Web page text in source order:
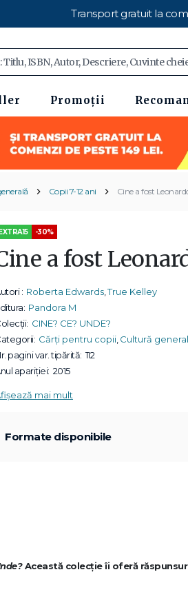
Transport gratuit la
Promoții
Copii 7-12 ani Cine a fost
-30%
a fost
: Roberta Edwards ,True Kelley
Pandora M
CINE? CE? UNDE?
Cărți pentru copii Cultură
pagini var. tipărită: 112
apariției: 2015
mai mult
Formate disponibile
Această colecție îi oferă